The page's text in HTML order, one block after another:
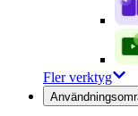
Fler verktyg